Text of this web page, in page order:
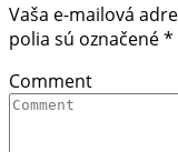
Vaša e-mailová
polia sú označené*
Comment